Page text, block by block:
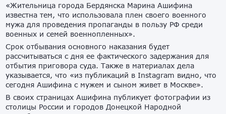
«Жительница города Бердянска Марина Ашифина
известна тем, что использовала плен своего военного
мужа для проведения пропаганды в пользу РФ среди
военных и семей военнопленных».
Срок отбывания основного наказания будет
рассчитываться с дня ее фактического задержания для
отбытия приговора суда. Также в материалах дела
указывается, что «из публикаций в Instagram видно, что
сегодня Ашифина с мужем и сыном живет в Москве».
В своих страницах Ашифина публикует фотографии из
столицы России и городов Донецкой Народной